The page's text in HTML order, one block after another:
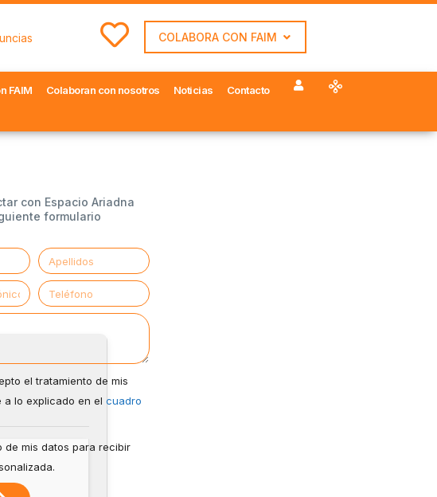
COLABORA CON FAIM
FAIM Colaboran con nosotros Noticias Contacto
con Espacio Ariadna
formulario
el tratamiento de mis
a lo explicado en elcuadro
de mis datos para recibir